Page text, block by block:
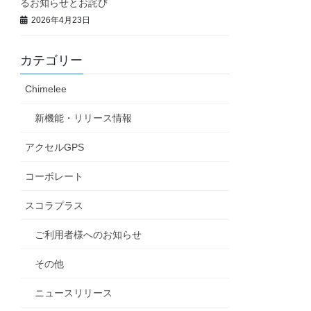
るお知らせとお詫び
2026年4月23日
カテゴリー
Chimelee
新機能・リリース情報
アクセルGPS
コーポレート
スコラプラス
ご利用者様へのお知らせ
その他
ニュースリリース